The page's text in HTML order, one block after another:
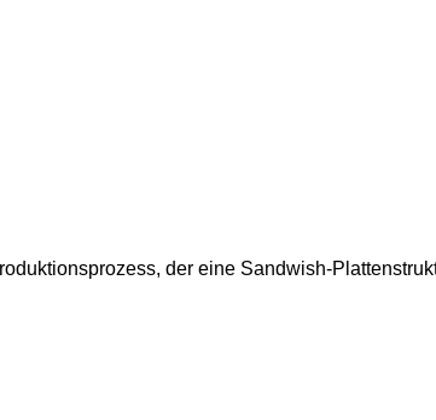
der eine Sandwish-